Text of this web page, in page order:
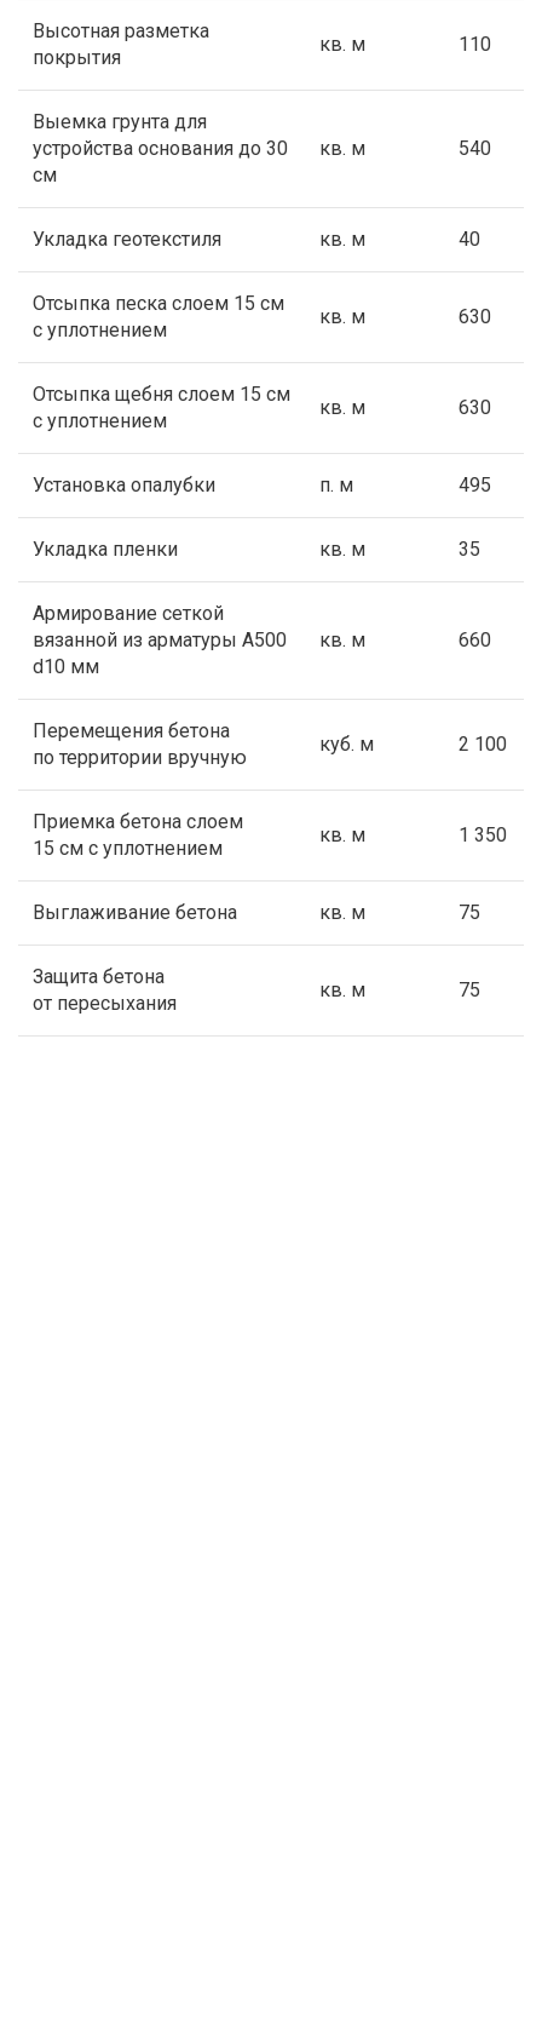
Высотная разметка
покрытия
кв. м 110
Выемка грунта для
устройства основания до 30
см
кв. м 540
Укладка геотекстиля кв. м 40
Отсыпка песка слоем 15 см
с уплотнением
кв. м 630
Отсыпка щебня слоем 15 см
с уплотнением
кв. м 630
Установка опалубки п. м 495
Укладка пленки кв. м 35
Армирование сеткой
вязанной из арматуры А500
d10 мм
кв. м 660
Перемещения бетона
по территории вручную
куб. м 2 100
Приемка бетона слоем
15 см с уплотнением
кв. м 1 350
Выглаживание бетона кв. м 75
Защита бетона
от пересыхания
кв. м 75